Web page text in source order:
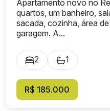
Apartamento novo no
quartos, um banheiro,
sacada, cozinha, área
garagem. A...
2 1
R$ 185.000